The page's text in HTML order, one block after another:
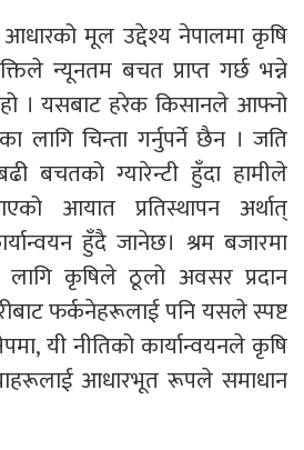
मूल उद्देश्य नेपालमा कृषि
न्यूनतम बचत प्राप्त गर्छ भन्ने
हो । यसबाट हरेक किसानले आफ्नो
लागि चिन्ता गर्नुपर्ने छैन । जति
बचतको ग्यारेन्टी हुँदा हामीले
आयात प्रतिस्थापन अर्थात्
हुँदै जानेछ। श्रम बजारमा
कृषिले ठूलो अवसर प्रदान
फर्कनेहरूलाई पनि यसले स्पष्ट
यी नीतिको कार्यान्वयनले कृषि
आधारभूत रूपले समाधान